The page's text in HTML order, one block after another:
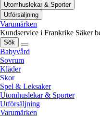
Utomhuslekar & Sporter
Utförsäljning
Varumärken
Kundservice i Frankrike Säker
Sök
Babyvård
Sovrum
Kläder
Skor
Spel & Leksaker
Utomhuslekar & Sporter
Utförsäljning
Varumärken